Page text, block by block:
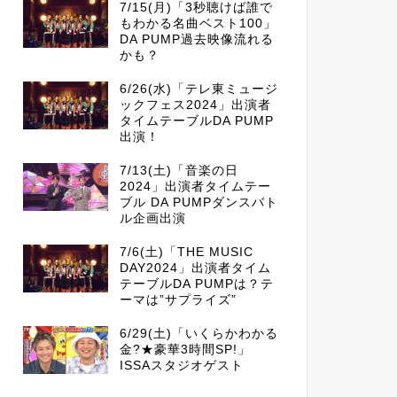
7/15(月)「3秒聴けば誰で
もわかる名曲ベスト100」
DA PUMP過去映像流れる
かも？
6/26(水)「テレ東ミュージ
ックフェス2024」出演者
タイムテーブルDA PUMP
出演！
7/13(土)「音楽の日
2024」出演者タイムテー
ブル DA PUMPダンスバト
ル企画出演
7/6(土)「THE MUSIC
DAY2024」出演者タイム
テーブルDA PUMPは？テ
ーマは”サプライズ”
6/29(土)「いくらかわかる
金?★豪華3時間SP!」
ISSAスタジオゲスト